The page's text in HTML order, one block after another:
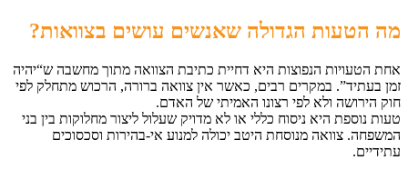
מה הטעות הגדולה שאנשים עושים בצוואות?
אחת הטעויות הנפוצות היא דחיית כתיבת הצוואה מתוך מחשבה ש“יהיה
זמן בעתיד”. במקרים רבים, כאשר אין צוואה ברורה, הרכוש מתחלק לפי
חוק הירושה ולא לפי רצונו האמיתי של האדם.
טעות נוספת היא ניסוח כללי או לא מדויק שעלול ליצור מחלוקות בין בני
המשפחה. צוואה מנוסחת היטב יכולה למנוע אי-בהירות וסכסוכים
עתידיים.